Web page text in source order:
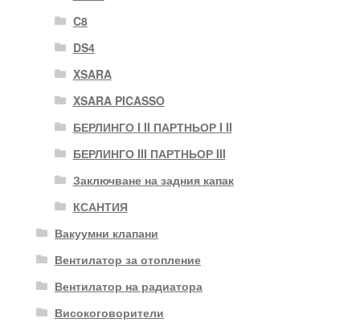
C8
DS4
XSARA
XSARA PICASSO
БЕРЛИНГО I II ПАРТНЬОР I II
БЕРЛИНГО III ПАРТНЬОР III
Заключване на задния капак
КСАНТИЯ
Вакуумни клапани
Вентилатор за отопление
Вентилатор на радиатора
Високоговорители